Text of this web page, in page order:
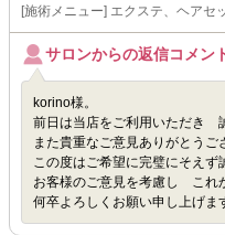
[施術メニュー] エクステ、ヘアセ
サロンからの返信コメン
korino様。
前日は当店をご利用いただき
また貴重なご意見ありがとうご
この度はご希望に完璧にそえず
お客様のご意見を考慮し これ
何卒よろしくお願い申し上げま